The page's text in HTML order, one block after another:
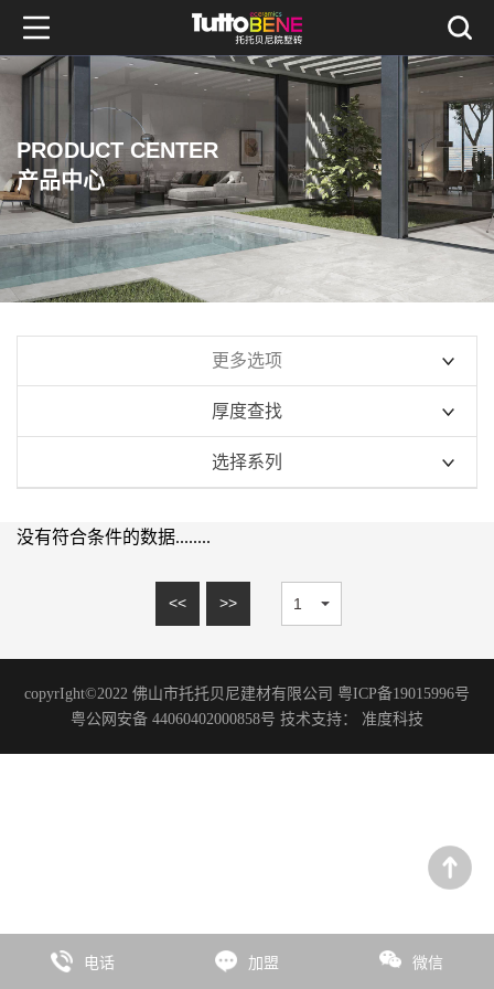
PRODUCT CENTER
产品中心
更多选项
厚度查找
10mm系列
选择系列
木纹砖系列
板岩系列
洞石系列
花岗岩系列
板岩系列
石尚系列
没有符合条件的数据........
<< >>
copyrIght©2022 佛山市托托贝尼建材有限公司 粤ICP备19015996号
粤公网安备 44060402000858号 技术支持： 准度科技
电话 加盟 微信